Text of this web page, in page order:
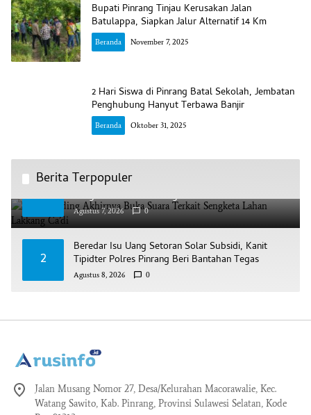
Bupati Pinrang Tinjau Kerusakan Jalan
Batulappa, Siapkan Jalur Alternatif 14 Km
Beranda November 7, 2025
2 Hari Siswa di Pinrang Batal Sekolah, Jembatan
Penghubung Hanyut Terbawa Banjir
Beranda Oktober 31, 2025
Berita Terpopuler
1
AAS Building Akhirnya Buka Suara Terkait
Sengketa Lahan Lakkang Ca’di
Agustus 7, 2026 0
2
Beredar Isu Uang Setoran Solar Subsidi, Kanit
Tipidter Polres Pinrang Beri Bantahan Tegas
Agustus 8, 2026 0
Jalan Musang Nomor 27, Desa/Kelurahan Macorawalie, Kec.
Watang Sawito, Kab. Pinrang, Provinsi Sulawesi Selatan, Kode